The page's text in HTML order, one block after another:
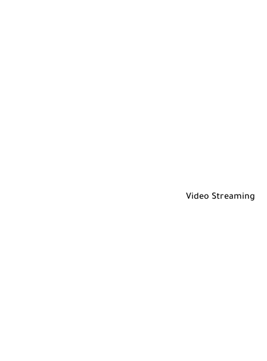
Video Streaming